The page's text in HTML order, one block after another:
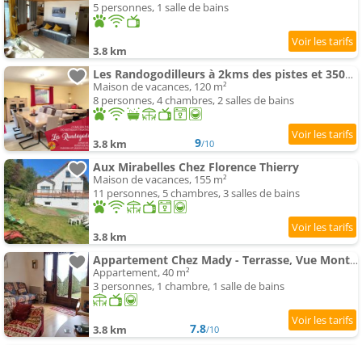
5 personnes, 1 salle de bains
3.8 km
Les Randogodilleurs à 2kms des pistes et 350m du Théatre du Peuple !
Maison de vacances, 120 m²
8 personnes, 4 chambres, 2 salles de bains
3.8 km 9/10
Aux Mirabelles Chez Florence Thierry
Maison de vacances, 155 m²
11 personnes, 5 chambres, 3 salles de bains
3.8 km
Appartement Chez Mady - Terrasse, Vue Montagne & Proche Ski
Appartement, 40 m²
3 personnes, 1 chambre, 1 salle de bains
3.8 km 7.8/10